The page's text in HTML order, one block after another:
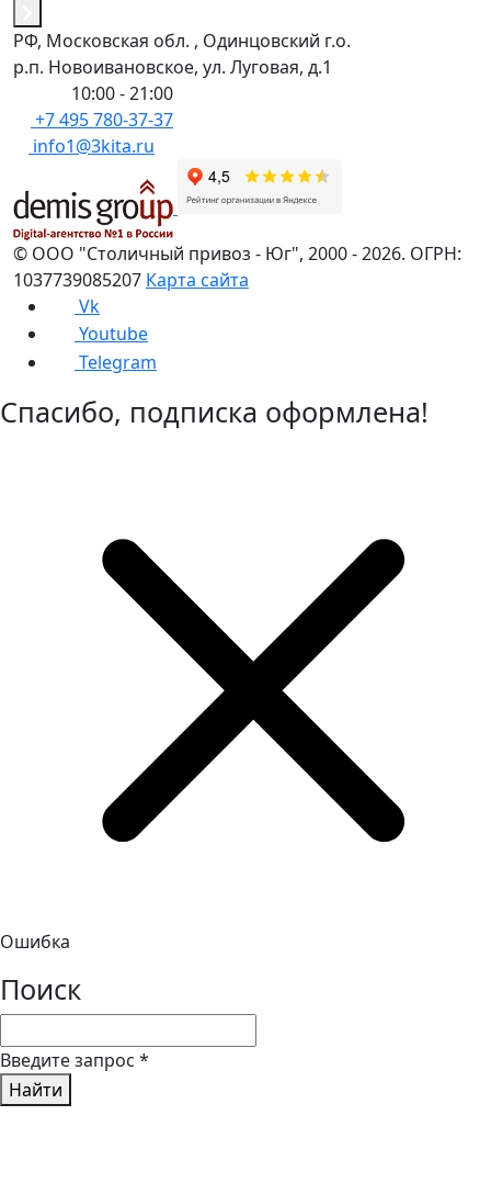
РФ, Московская обл. , Одинцовский г.о.
р.п. Новоивановское, ул. Луговая, д.1
10:00 - 21:00
+7 495 780-37-37
info1@3kita.ru
© ООО "Столичный привоз - Юг", 2000- 2026. ОГРН:
1037739085207 Карта сайта
Vk
Youtube
Telegram
Спасибо, подписка оформлена!
Ошибка
Поиск
Введите запрос *
Найти